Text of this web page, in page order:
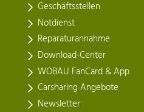
Geschäftsstellen
Notdienst
Reparaturannahme
Download-Center
WOBAU FanCard & App
Carsharing Angebote
Newsletter